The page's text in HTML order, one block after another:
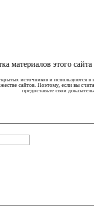
материалов этого
источников и используются
сайтов. Поэтому, если вы
предоставьте свои